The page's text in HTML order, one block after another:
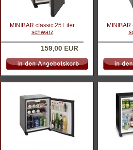
MINIBAR classic 25 Liter
schwarz
159,00 EUR